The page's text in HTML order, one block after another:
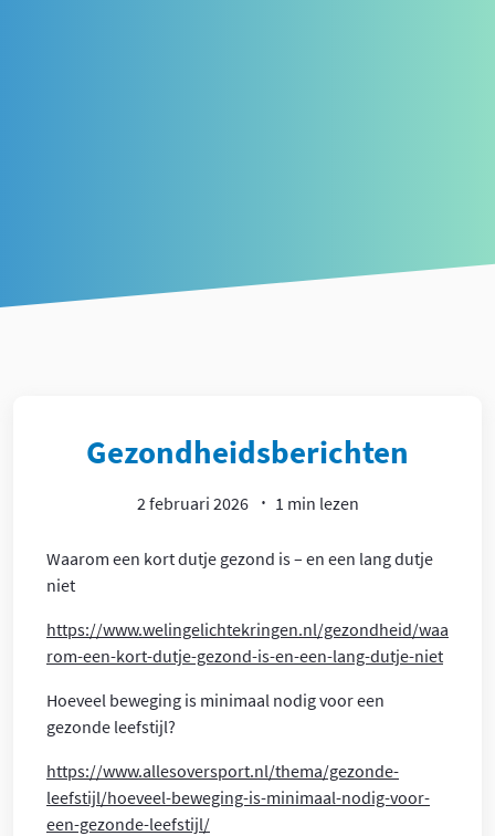
Gezondheidsberichten
2 februari 2026 1 min lezen
Waarom een kort dutje gezond is – en een lang dutje
niet
https://www.welingelichtekringen.nl/gezondheid/waa
rom-een-kort-dutje-gezond-is-en-een-lang-dutje-niet
Hoeveel beweging is minimaal nodig voor een
gezonde leefstijl?
https://www.allesoversport.nl/thema/gezonde-
leefstijl/hoeveel-beweging-is-minimaal-nodig-voor-
een-gezonde-leefstijl/